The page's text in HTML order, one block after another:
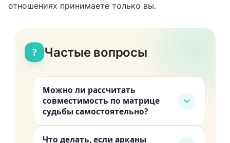
отношениях принимаете только вы.
? Частые вопросы
Можно ли рассчитать
совместимость по матрице
судьбы самостоятельно?
Что делать, если арканы